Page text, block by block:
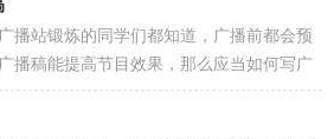
播站锻炼的同学们都知道，广播前都会预
播稿能提高节目效果，那么应当如何写广
整理的小学生安全教育广播...